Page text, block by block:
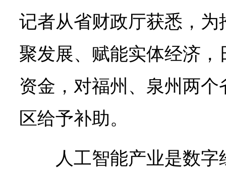
记者从省财政厅获悉，
聚发展、赋能实体经济
资金，对福州、泉州两
区给予补助。
人工智能产业是数